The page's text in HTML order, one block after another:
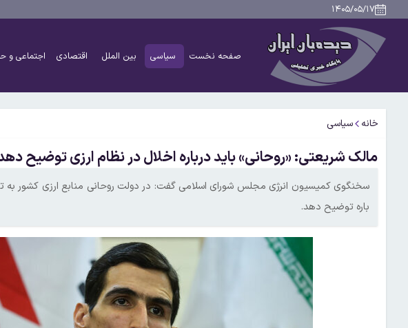
۱۴۰۵/۰۵/۱۷
صفحه نخست سیاسی بین الملل اقتصادی اجتماعی و
خانه سیاسی
مالک شریعتی: «روحانی» باید درباره اخلال در نظام ارزی توضیح
سخنگوی کمیسیون انرژی مجلس شورای اسلامی گفت: در دولت روحانی منابع ارزی کشور به
باره توضیح دهد.